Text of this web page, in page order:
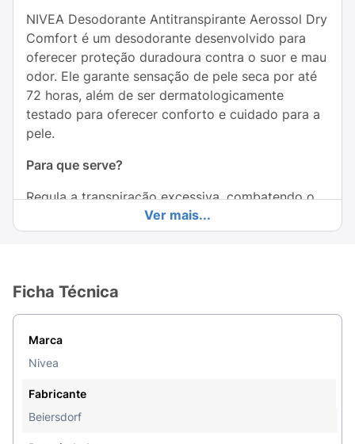
NIVEA Desodorante Antitranspirante Aerossol Dry
Comfort é um desodorante desenvolvido para
oferecer proteção duradoura contra o suor e mau
odor. Ele garante sensação de pele seca por até
72 horas, além de ser dermatologicamente
testado para oferecer conforto e cuidado para a
pele.
Para que serve?
Regula a transpiração excessiva, combatendo o
suor e os odores, ao mesmo tempo que
proporciona uma dupla proteção com dois ativos
- Sensação confortável e seca
- Não contém álcool etílico
- Dupla proteção antibacteriana
Ver mais...
Ficha Técnica
Marca
Nivea
Fabricante
Beiersdorf